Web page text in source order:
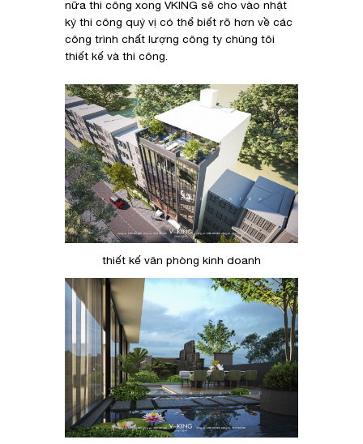
nữa thi công xong VKING sẽ cho vào nhật
ký thi công quý vị có thể biết rõ hơn về các
công trình chất lượng công ty chúng tôi
thiết kế và thi công.
thiết kế văn phòng kinh doanh